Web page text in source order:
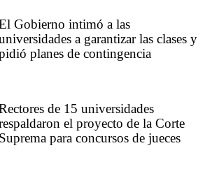
Gobierno intimó a las
a garantizar las clases y
planes de contingencia
de 15 universidades
el proyecto de la Corte
Suprema para concursos de jueces